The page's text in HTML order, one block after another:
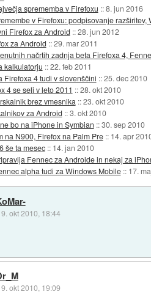
sprememba v Firefoxu ::8. jun 2016
v Firefoxu: podpisovanje
Firefox za Android ::28. jun 2012
za Android ::29. mar 2011
načrtih zadnja beta Firefoxa 4,
kalkulatorju ::22. feb 2011
Firefoxa 4 tudi v slovenščini ::25. dec 2010
4 se seli v leto 2011 ::28. okt 2010
brez vmesnika ::23. okt 2010
za Android ::3. okt 2010
bo na iPhone in Symbian ::30. sep 2010
na N900, Firefox na Palm Pre :: 14. apr
še ta mesec :: 14. jan 2010
Fennec za Androide in nekaj za
alpha tudi za Windows Mobile :: 17.
9. okt 2010, 18:44
9. okt 2010, 19:09